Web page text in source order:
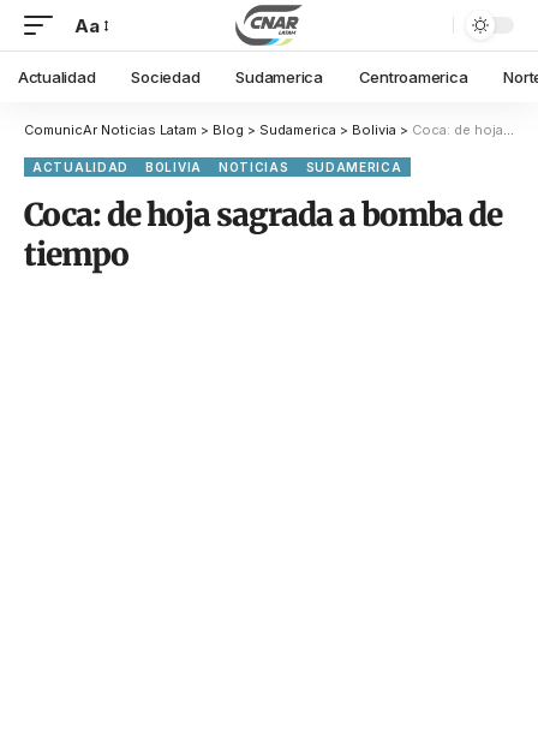
Aa
Actualidad Sociedad Sudamerica Centroamerica
ComunicAr Noticias Latam > Blog > Sudamerica > Bolivia > Coca: de hoja sagrada a bomba de tiempo
ACTUALIDAD BOLIVIA NOTICIAS SUDAMERICA
Coca: de hoja sagrada a bomba de
tiempo